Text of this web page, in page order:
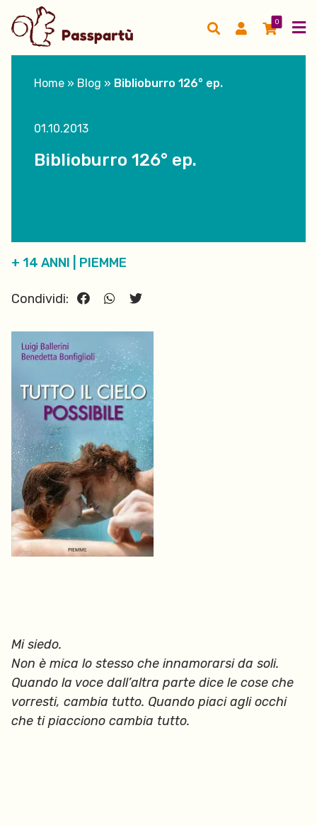
0
Home » Blog » Biblioburro 126° ep.
01.10.2013
Biblioburro 126° ep.
+ 14 ANNI PIEMME
Condividi:
Mi siedo.
Non è mica lo stesso che innamorarsi da soli.
Quando la voce dall’altra parte dice le cose che
vorresti, cambia tutto. Quando piaci agli occhi
che ti piacciono cambia tutto.